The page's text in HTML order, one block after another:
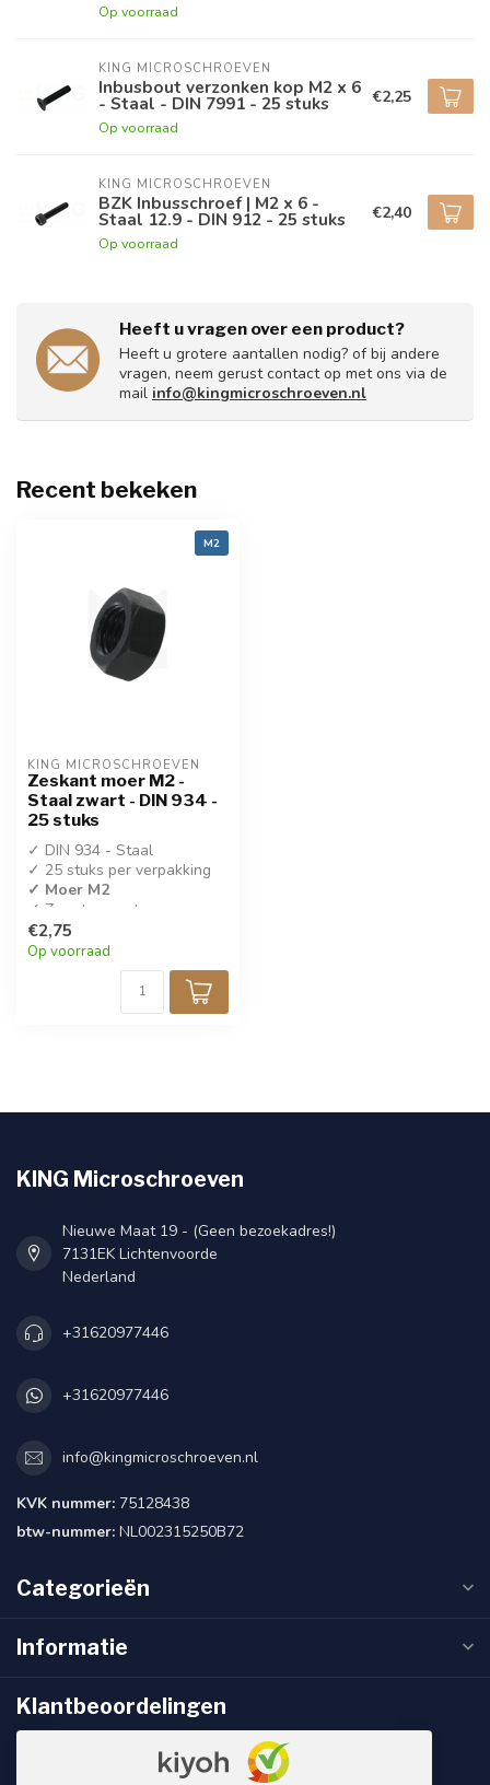
Op voorraad
KING MICROSCHROEVEN
Inbusbout verzonken kop M2 x 6
- Staal - DIN 7991 - 25 stuks
Op voorraad
€2,25
KING MICROSCHROEVEN
BZK Inbusschroef | M2 x 6 -
Staal 12.9 - DIN 912 - 25 stuks
Op voorraad
€2,40
Heeft u vragen over een product?
Heeft u grotere aantallen nodig? of bij andere
vragen, neem gerust contact op met ons via de
mail info@kingmicroschroeven.nl
Recent bekeken
M2
KING MICROSCHROEVEN
Zeskant moer M2 -
Staal zwart - DIN 934 -
25 stuks
✓ DIN 934 - Staal
✓ 25 stuks per verpakking
✓ Moer M2
✓ Zwart gecoat
€2,75
Op voorraad
KING Microschroeven
Nieuwe Maat 19 - (Geen bezoekadres!)
7131EK Lichtenvoorde
Nederland
+31620977446
+31620977446
info@kingmicroschroeven.nl
KVK nummer: 75128438
btw-nummer: NL002315250B72
Categorieën
Informatie
Klantbeoordelingen